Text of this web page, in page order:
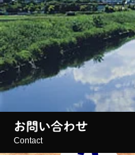
お問い合わせ
Contact